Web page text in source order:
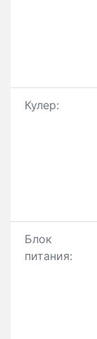
Кулер:
Блок
питания: